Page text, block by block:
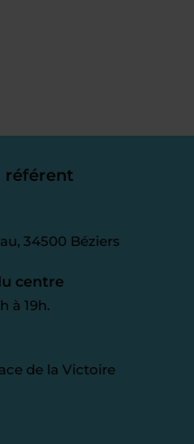
référent
34500 Béziers
centre
à 19h.
de la Victoire